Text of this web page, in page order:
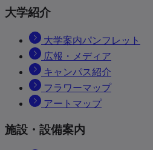
大学紹介
大学案内パンフレット
広報・メディア
キャンパス紹介
フラワーマップ
アートマップ
施設・設備案内